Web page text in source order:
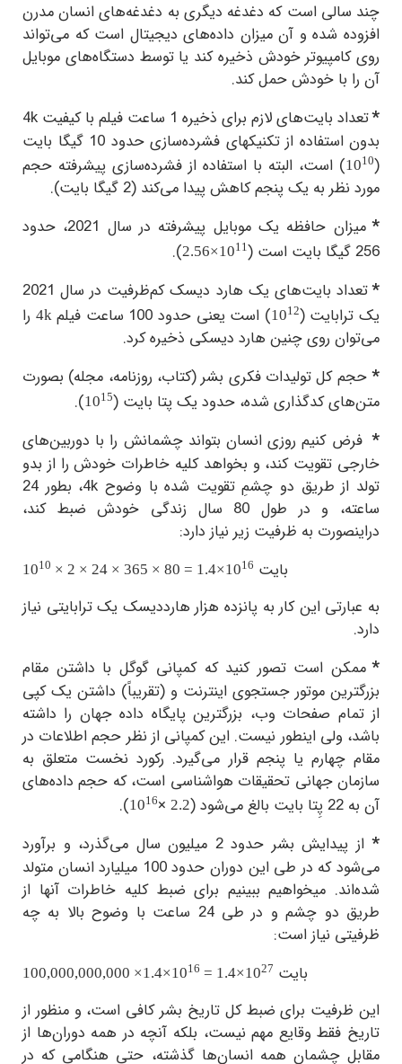
چند سالی است که دغدغه دیگری به دغدغه‌های انسان مدرن
افزوده شده و آن میزان داده‌های دیجیتال است که می‌تواند
روی کامپیوتر خودش ذخیره کند یا توسط دستگاه‌های موبایل
آن را با خودش حمل کند.
*تعداد بایت‌های لازم برای ذخیره 1 ساعت فیلم با کیفیت
4k
بدون استفاده از تکنیکهای فشرده‌سازی حدود 10 گیگا بایت
(
1010
) است، البته با استفاده از فشرده‌سازی پیشرفته حجم
مورد نظر به یک پنجم کاهش پیدا می‌کند (2 گیگا بایت).
*
میزان حافظه یک موبایل پیشرفته در سال 2021، حدود
256 گیگا بایت است (
2.56×1011
).
*
تعداد بایت‌های یک هارد دیسک کم‌ظرفیت در سال 2021
یک ترابایت (
1012 ) است یعنی حدود 100 ساعت فیلم 4k را
می‌توان روی چنین هارد دیسکی ذخیره کرد.
*حجم کل تولیدات فکری بشر (کتاب، روزنامه، مجله) بصورت
متن‌های کدگذاری شده، حدود یک پتا بایت (
1015
).
* فرض کنیم روزی انسان بتواند چشمانش را با دوربین‌های
خارجی تقویت کند، و بخواهد کلیه خاطرات خودش را از بدو
تولد از طریق دو چشمِ تقویت شده با وضوح 4k
، بطور 24
ساعته، و در طول 80 سال زندگی خودش ضبط کند،
دراینصورت به ظرفیت زیر نیاز دارد:
1010 × 2 × 24 × 365 × 80 = 1.4×1016 بایت
به عبارتی این کار به پانزده‌ هزار هارددیسک یک ترابایتی نیاز
دارد.
* ممکن است تصور کنید که کمپانی گوگل با داشتن مقام
بزرگترین موتور جستجوی اینترنت و (تقریباً) داشتن یک کپی
از تمام صفحات وب، بزرگترین پایگاه داده جهان را داشته
باشد، ولی اینطور نیست. این کمپانی از نظر حجم اطلاعات در
مقام چهارم یا پنجم قرار می‌گیرد. رکورد نخست متعلق به
سازمان جهانی تحقیقات هواشناسی است، که حجم داده‌های
آن به 22 پِتا بایت بالغ می‌شود (
2.2
×
1016
).
*
از پیدایش بشر حدود 2 میلیون سال می‌گذرد، و برآورد
می‌شود که در طی این دوران حدود 100 میلیارد انسان متولد
شده‌اند. میخواهیم ببینیم برای ضبط کلیه خاطرات آنها از
طریق دو چشم و در طی 24 ساعت با وضوح بالا به چه
ظرفیتی نیاز است:
100,000,000,000 ×1.4×1016 = 1.4×1027 بایت
این ظرفیت برای ضبط کل تاریخ بشر کافی است، و منظور از
تاریخ فقط وقایع مهم نیست، بلکه آنچه در همه دوران‌ها از
مقابل چشمان همه انسان‌ها گذشته، حتی هنگامی که در